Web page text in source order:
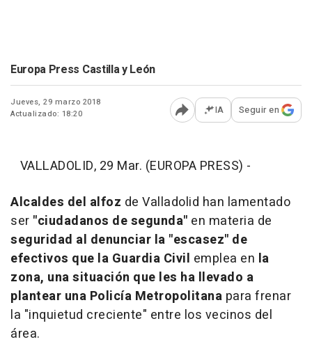
Europa Press Castilla y León
Jueves, 29 marzo 2018
Actualizado: 18:20
Abrir opciones para
IA Seguir en
VALLADOLID, 29 Mar. (EUROPA PRESS) -
Alcaldes del alfoz de Valladolid han lamentado
ser "ciudadanos de segunda" en materia de
seguridad al denunciar la "escasez" de
efectivos que la Guardia Civil emplea en la
zona, una situación que les ha llevado a
plantear una Policía Metropolitana para frenar
la "inquietud creciente" entre los vecinos del
área.